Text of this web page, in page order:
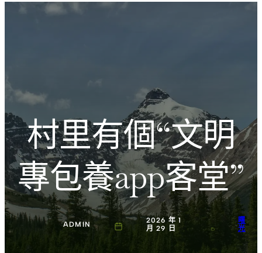
Introducing the Savara collection of luxury resorts
村里有個“文明
專包養app客堂”
ADMIN
2026 年 1
月 29 日
曙
光